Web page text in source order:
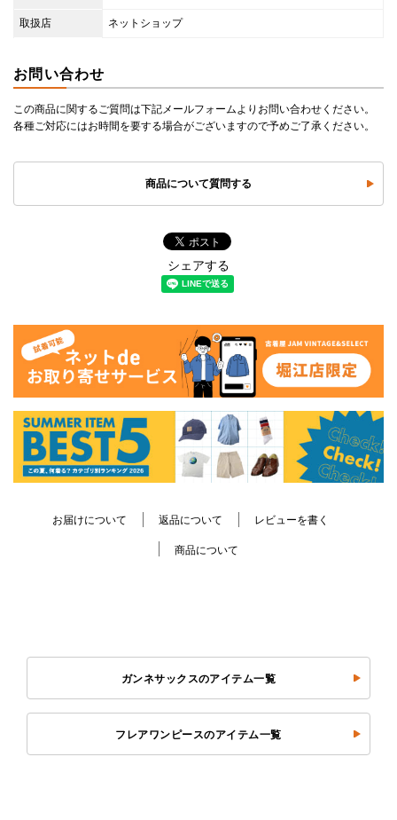
取扱店 ネットショップ
お問い合わせ
この商品に関するご質問は下記メールフォームよりお問い合わせください。
各種ご対応にはお時間を要する場合がございますので予めご了承ください。
商品について質問する
シェアする
お届けについて 返品について レビューを書く
商品について
ガンネサックスのアイテム一覧
フレアワンピースのアイテム一覧